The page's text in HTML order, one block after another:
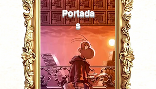
Portada
s